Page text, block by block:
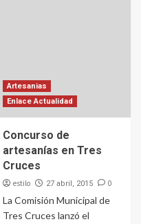
Artesanias
Enlace Actualidad
Concurso de
artesanías en Tres
Cruces
estilo 27 abril, 2015 0
La Comisión Municipal de
Tres Cruces lanzó el